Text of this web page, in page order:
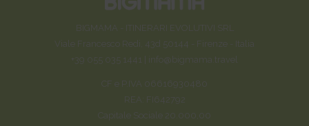
BIGMAMA - ITINERARI EVOLUTIVI SRL
Viale Francesco Redi, 43d 50144 - Firenze - Italia
+39 055 035 1441 |
info@bigmama.travel
CF e P.IVA 06616930480
REA: FI642792
Capitale Sociale 20.000,00